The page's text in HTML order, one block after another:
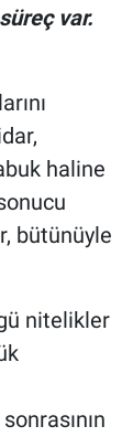
var.
haline
bütünüyle
nitelikler